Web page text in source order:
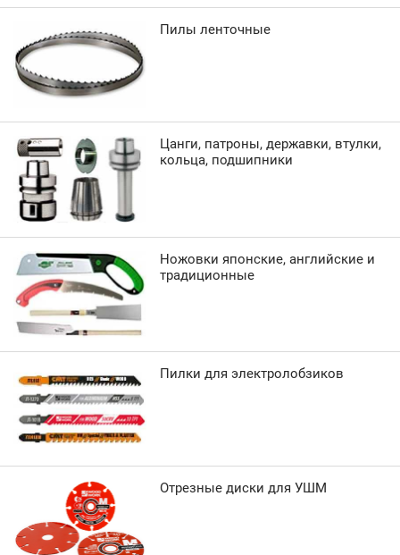
Пилы ленточные
Цанги, патроны, державки, втулки,
кольца, подшипники
Ножовки японские, английские и
традиционные
Пилки для электролобзиков
Отрезные диски для УШМ